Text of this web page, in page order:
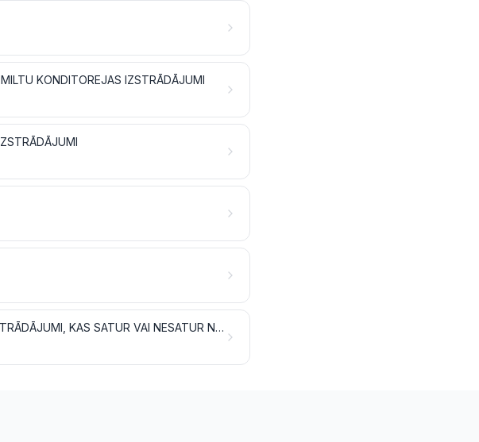
KONDITOREJAS IZSTRĀDĀJUMI
TABAKA UN TABAKAS RŪPNIECISKI AIZSTĀJĒJI; IZSTRĀDĀJUMI, KAS SATUR VAI NESATUR NIKOTĪNU UN KAS PAREDZĒTI IEELPOŠANAI BEZ SADEGŠANAS; CITI NIKOTĪNU SATUROŠI IZSTRĀDĀJUMI, KAS PAREDZĒTI NIKOTĪNA UZŅEMŠANAI CILVĒKA ORGANISMĀ